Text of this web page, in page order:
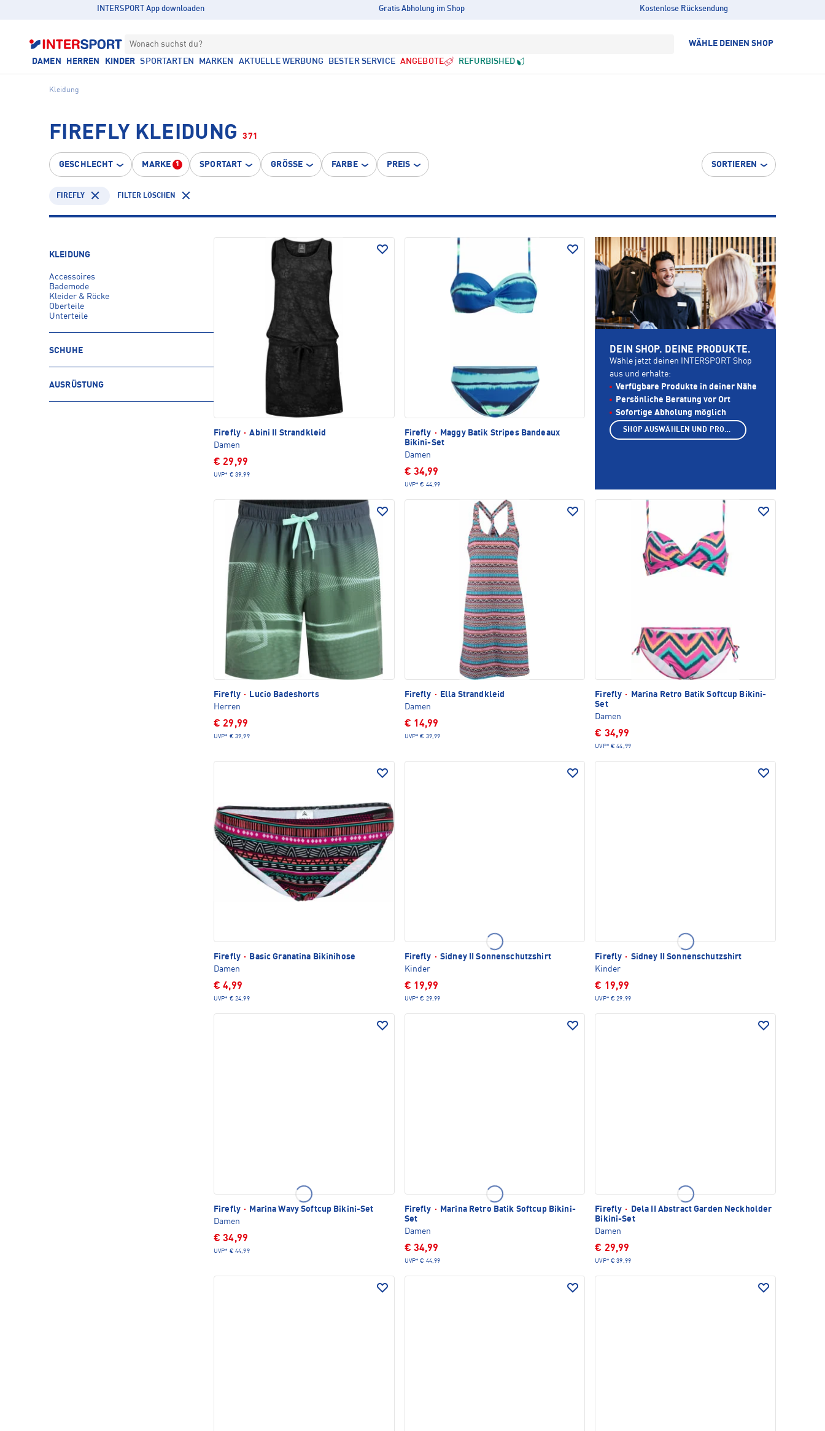
INTERSPORT App downloaden Gratis Abholung im Shop Kostenlose Rücksendung
Wonach suchst du? WÄHLE DEINEN SHOP
DAMEN HERREN KINDER SPORTARTEN MARKEN AKTUELLE WERBUNG BESTER SERVICE ANGEBOTE REFURBISHED
Kleidung
FIREFLY KLEIDUNG 371
GESCHLECHT MARKE 1 SPORTART GRÖSSE FARBE PREIS SORTIEREN
FIREFLY FILTER LÖSCHEN
KLEIDUNG
Accessoires
Bademode
Kleider & Röcke
Oberteile
Unterteile
SCHUHE
AUSRÜSTUNG
Firefly · Abini II Strandkleid
Damen
€ 29,99
UVP* € 39,99
Firefly ·
Maggy Batik Stripes Bandeaux
Bikini-Set
Damen
€ 34,99
UVP* € 44,99
Firefly ·
Lucio Badeshorts
Herren
€ 29,99
UVP* € 39,99
Firefly ·
Ella Strandkleid
Damen
€ 14,99
UVP* € 39,99
Firefly ·
Marina Retro Batik Softcup Bikini-
Set
Damen
€ 34,99
UVP* € 44,99
Firefly ·
Basic Granatina Bikinihose
Damen
€ 4,99
UVP* € 24,99
Firefly · Sidney II Sonnenschutzshirt
Kinder
€ 19,99
UVP* € 29,99
Firefly · Sidney II Sonnenschutzshirt
Kinder
€ 19,99
UVP* € 29,99
Firefly ·
Marina Wavy Softcup Bikini-Set
Damen
€ 34,99
UVP* € 44,99
Firefly ·
Marina Retro Batik Softcup Bikini-
Set
Damen
€ 34,99
UVP* € 44,99
Firefly ·
Dela II Abstract Garden Neckholder
Bikini-Set
Damen
€ 29,99
UVP* € 39,99
DEIN SHOP. DEINE PRODUKTE.
Wähle jetzt deinen INTERSPORT Shop
aus und erhalte:
Verfügbare Produkte in deiner Nähe
Persönliche Beratung vor Ort
Sofortige Abholung möglich
SHOP AUSWÄHLEN UND PRODUKTE ANZEIGEN